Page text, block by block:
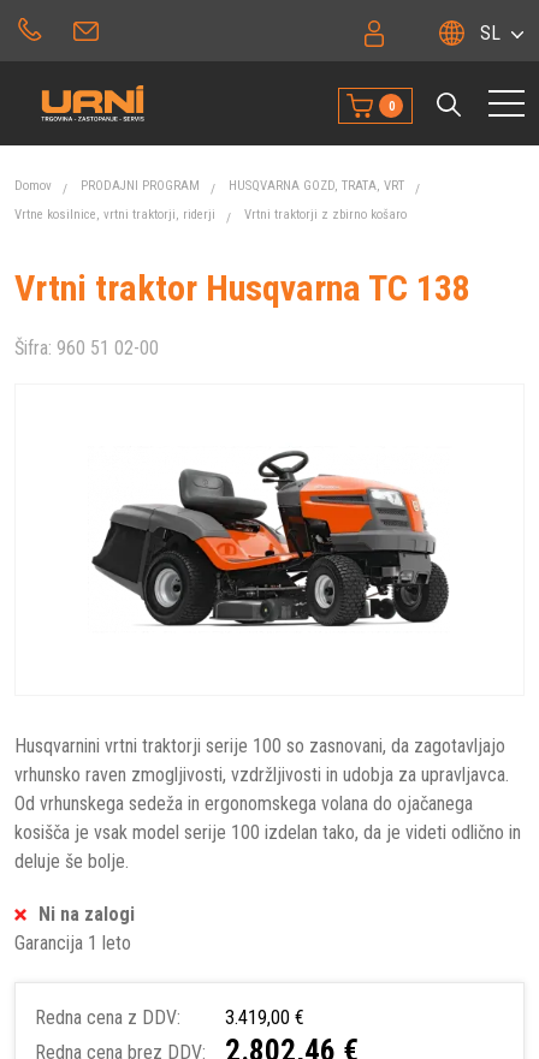
SL
0
Domov PRODAJNI PROGRAM
HUSQVARNA GOZD, TRATA, VRT
Vrtne kosilnice, vrtni traktorji, riderji
Vrtni traktorji z zbirno košaro
Vrtni traktor Husqvarna TC 138
Šifra: 960 51 02-00
Husqvarnini vrtni traktorji serije 100 so zasnovani, da zagotavljajo
vrhunsko raven zmogljivosti, vzdržljivosti in udobja za upravljavca.
Od vrhunskega sedeža in ergonomskega volana do ojačanega
kosišča je vsak model serije 100 izdelan tako, da je videti odlično in
deluje še bolje.
Ni na zalogi
Garancija 1 leto
Redna cena z DDV:
3.419,00 €
Redna cena brez DDV:
2.802,46 €